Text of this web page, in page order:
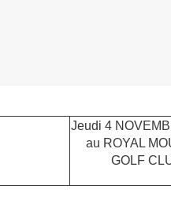
Jeudi 4
au ROYAL
GOLF